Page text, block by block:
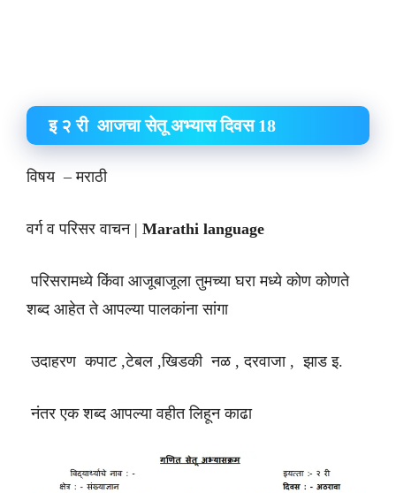
इ २ री आजचा सेतू अभ्यास दिवस 18
विषय – मराठी
वर्ग व परिसर वाचन | Marathi language
परिसरामध्ये किंवा आजूबाजूला तुमच्या घरा मध्ये कोण कोणते
शब्द आहेत ते आपल्या पालकांना सांगा
उदाहरण कपाट ,टेबल ,खिडकी नळ , दरवाजा , झाड इ.
नंतर एक शब्द आपल्या वहीत लिहून काढा